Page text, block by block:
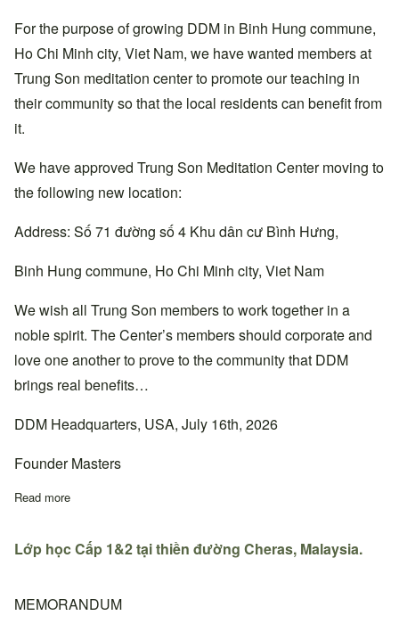
For the purpose of growing DDM in Binh Hung commune,
Ho Chi Minh city, Viet Nam, we have wanted members at
Trung Son meditation center to promote our teaching in
their community so that the local residents can benefit from
it.
We have approved Trung Son Meditation Center moving to
the following new location:
Address: Số 71 đường số 4 Khu dân cư Bình Hưng,
Binh Hung commune, Ho Chi Minh city, Viet Nam
We wish all Trung Son members to work together in a
noble spirit. The Center’s members should corporate and
love one another to prove to the community that DDM
brings real benefits…
DDM Headquarters, USA, July 16th, 2026
Founder Masters
Read more
Lớp học Cấp 1&2 tại thiền đường Cheras, Malaysia.
MEMORANDUM